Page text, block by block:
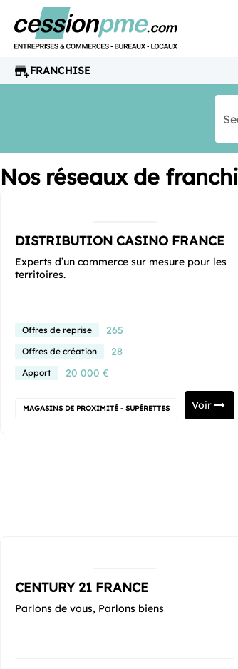
FRANCHISE
Nos réseaux de
DISTRIBUTION CASINO FRANCE
Experts d’un commerce sur mesure pour les
territoires.
Offres de reprise 265
Offres de création 28
Apport 20 000 €
MAGASINS DE PROXIMITÉ - SUPÉRETTES Voir
CENTURY 21 FRANCE
Parlons de vous, Parlons biens